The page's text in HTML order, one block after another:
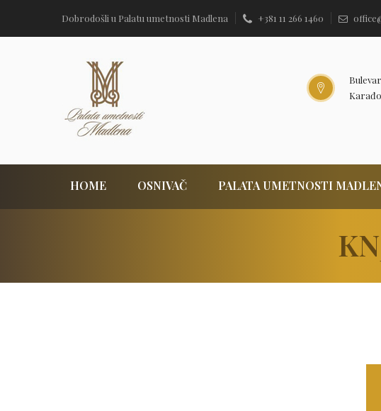
Dobrodošli u Palatu umetnosti Madlena +381 11 266 1460
HOME OSNIVAČ PALATA UMETNOSTI